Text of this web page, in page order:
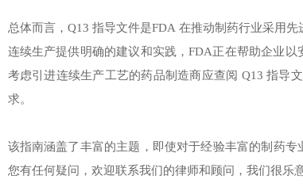
总体而言，Q13 指导文件是FDA 在推动制药行业采用
连续生产提供明确的建议和实践，FDA正在帮助企业以
考虑引进连续生产工艺的药品制造商应查阅 Q13 指导
求。
该指南涵盖了丰富的主题，即使对于经验丰富的制药
您有任何疑问，欢迎联系我们的律师和顾问，我们很乐